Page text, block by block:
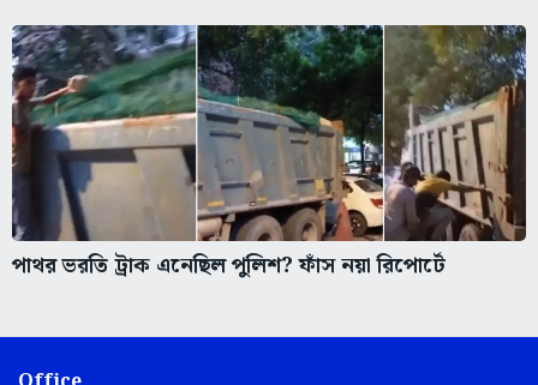
পাথর ভরতি ট্রাক এনেছিল পুলিশ? ফাঁস নয়া রিপোর্টে